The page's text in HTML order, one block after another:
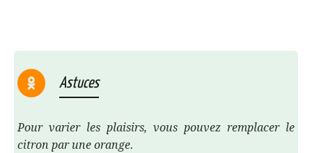
Astuces
Pour varier les plaisirs, vous pouvez remplacer le
citron par une orange.